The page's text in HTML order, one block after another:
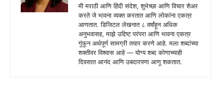
मी मराठी आणि हिंदी संदेश, शुभेच्छा आणि विचार शेअर
करते जे भावना व्यक्त करतात आणि लोकांना एकत्र
आणतात. डिजिटल लेखनात ८ वर्षांहून अधिक
अनुभवासह, माझे उद्दिष्ट परंपरा आणि भावना एकत्र
गुंफून अर्थपूर्ण सामग्री तयार करणे आहे. मला शब्दांच्या
शक्तीवर विश्वास आहे — योग्य शब्द कोणाच्याही
दिवसात आनंद आणि उबदारपणा आणू शकतात.